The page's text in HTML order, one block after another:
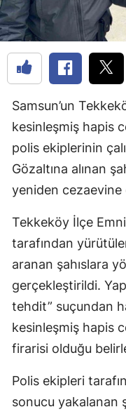
Samsun’un
kesinleşmiş hapis
polis ekiplerinin
Gözaltına alınan
yeniden cezaevine
Tekkeköy İlçe
tarafından
aranan şahıslara
gerçekleştirildi.
tehdit” suçundan
kesinleşmiş hapis
firarisi olduğu
Polis ekipleri
sonucu yakalanan